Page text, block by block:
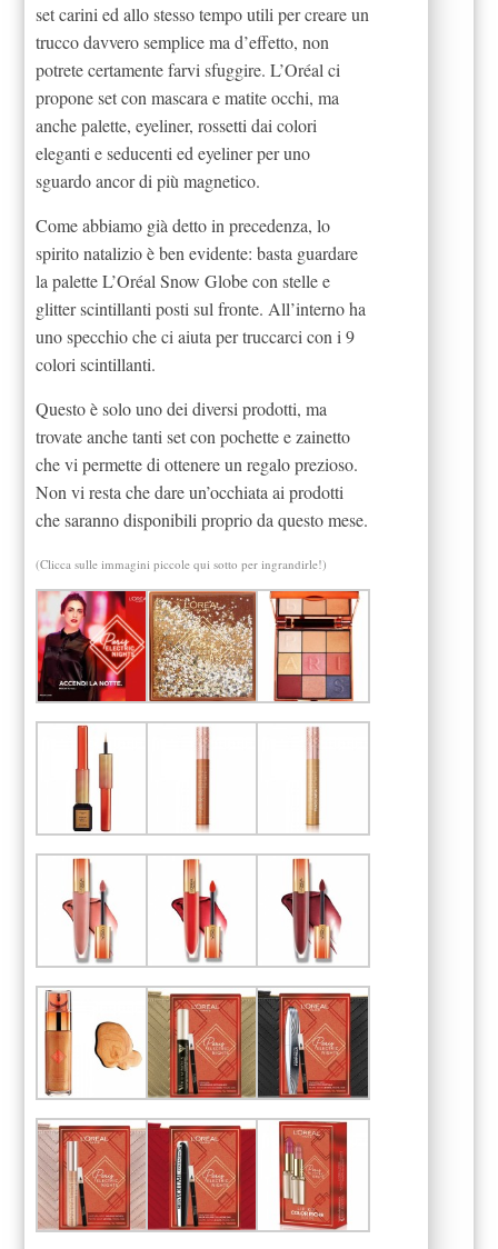
set carini ed allo stesso tempo utili per creare un
trucco davvero semplice ma d’effetto, non
potrete certamente farvi sfuggire. L’Oréal ci
propone set con mascara e matite occhi, ma
anche palette, eyeliner, rossetti dai colori
eleganti e seducenti ed eyeliner per uno
sguardo ancor di più magnetico.
Come abbiamo già detto in precedenza, lo
spirito natalizio è ben evidente: basta guardare
la palette L’Oréal Snow Globe con stelle e
glitter scintillanti posti sul fronte. All’interno ha
uno specchio che ci aiuta per truccarci con i 9
colori scintillanti.
Questo è solo uno dei diversi prodotti, ma
trovate anche tanti set con pochette e zainetto
che vi permette di ottenere un regalo prezioso.
Non vi resta che dare un’occhiata ai prodotti
che saranno disponibili proprio da questo mese.
(Clicca sulle immagini piccole qui sotto per ingrandirle!)